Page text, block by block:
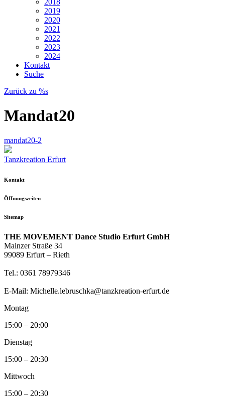
2018
2019
2020
2021
2022
2023
2024
Kontakt
Suche
Zurück zu %s
Mandat20
mandat20-2
Tanzkreation Erfurt
Kontakt
Öffnungszeiten
Sitemap
THE MOVEMENT Dance Studio Erfurt GmbH
Mainzer Straße 34
99089 Erfurt – Rieth
Tel.: 0361 78979346
E-Mail: Michelle.lebruschka@tanzkreation-erfurt.de
Montag
15:00 – 20:00
Dienstag
15:00 – 20:30
Mittwoch
15:00 – 20:30